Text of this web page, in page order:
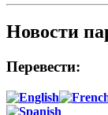
Новости
Перевести: